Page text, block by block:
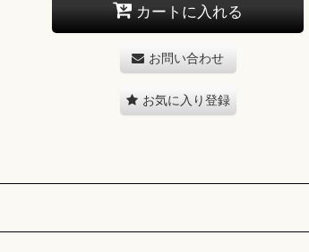
カートに入れる
お問い合わせ
お気に入り登録